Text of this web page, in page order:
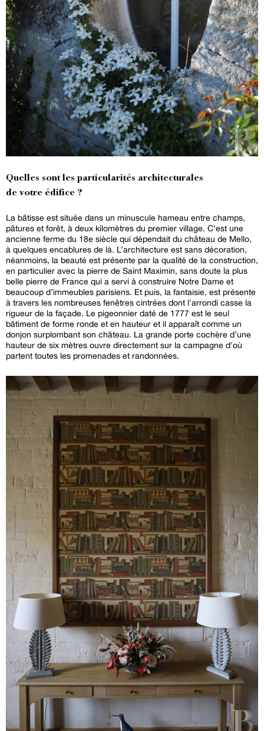
Quelles sont les particularités architecturales
de votre édifice ?
La bâtisse est située dans un minuscule hameau entre champs,
pâtures et forêt, à deux kilomètres du premier village. C'est une
ancienne ferme du 18e siècle qui dépendait du château de Mello,
à quelques encablures de là. L’architecture est sans décoration,
néanmoins, la beauté est présente par la qualité de la construction,
en particulier avec la pierre de Saint Maximin, sans doute la plus
belle pierre de France qui a servi à construire Notre Dame et
beaucoup d’immeubles parisiens. Et puis, la fantaisie, est présente
à travers les nombreuses fenêtres cintrées dont l'arrondi casse la
rigueur de la façade. Le pigeonnier daté de 1777 est le seul
bâtiment de forme ronde et en hauteur et il apparaît comme un
donjon surplombant son château. La grande porte cochère d’une
hauteur de six mètres ouvre directement sur la campagne d'où
partent toutes les promenades et randonnées.